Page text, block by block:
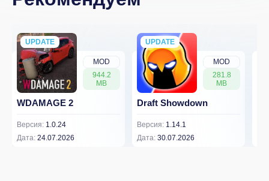
MOD
944.2
MB
UPDATE
NEW
WDAMAGE 2
Версия: 1.0.24
Дата: 24.07.2026
MOD
281.8
MB
UPDATE
NEW
Draft Showdown
Версия: 1.14.1
Дата: 30.07.2026